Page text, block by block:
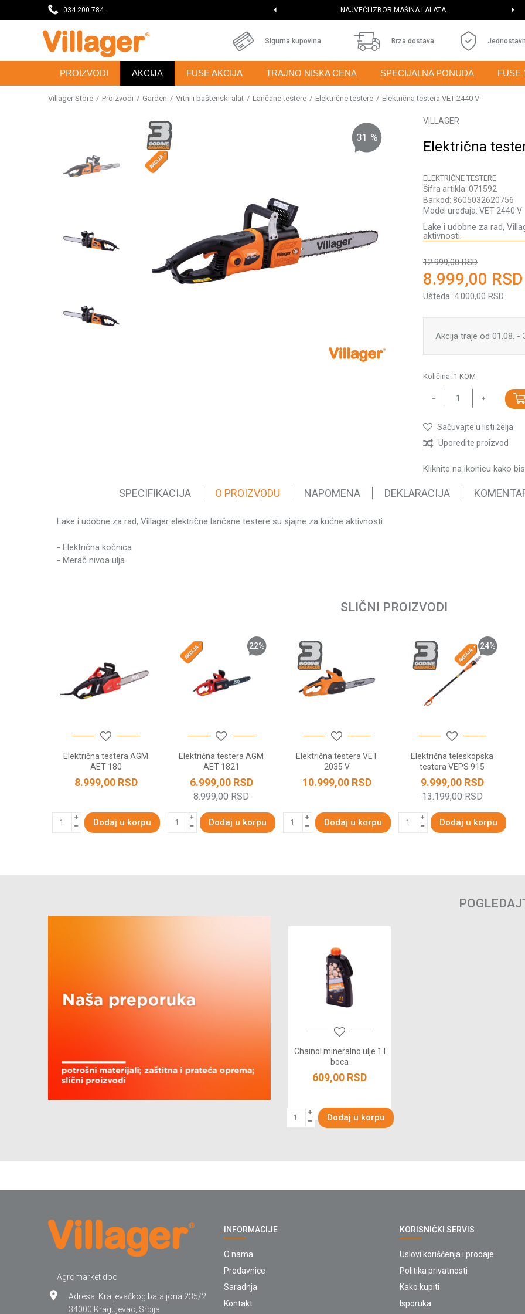
034 200 784 NAJVEĆI IZBOR MAŠINA I ALATA
Sigurna kupovina Brza dostava
PROIZVODI AKCIJA FUSE AKCIJA TRAJNO NISKA CENA SPECIJALNA PONUDA FUSE
Villager Store Proizvodi Garden Vrtni i baštenski alat Lančane testere Električne testere Električna testera VET 2440 V
31 %
VILLAGER
Električna
ELEKTRIČNE TESTERE
Šifra artikla: 071592
Barkod: 8605032620756
Model uređaja: VET 2440 V
Lake i udobne za rad,
aktivnosti.
12.999,00 RSD
8.999,00 RSD
Ušteda: 4.000,00 RSD
Akcija traje od 01.08. -
Količina: 1 KOM
Sačuvajte u listi želja
Uporedite proizvod
Kliknite na ikonicu kako
SPECIFIKACIJA O PROIZVODU NAPOMENA DEKLARACIJA
Karakteristika
Kategorija
Težina pakovanja
230 V ~ 50 Hz
40 cm
Priključna snaga
2400 W
Model vodilice
Villager; 40 cm; 3/8; 1.3 mm
3 godine
Zapremina rezervoara za ulje
Korak lanca
3/8; 1.3 mm
Lake i udobne za rad, Villager električne lančane testere su sjajne za kućne aktivnosti.
- Električna kočnica
- Merač nivoa ulja
POŠALJI
SLIČNI PROIZVODI
Električna testera AGM
AET 180
8.999,00 RSD
Dodaj u korpu
22%
Električna testera AGM
AET 1821
6.999,00 RSD
8.999,00RSD
Dodaj u korpu
Električna testera VET
2035 V
10.999,00 RSD
Dodaj u korpu
24%
Električna teleskopska
testera VEPS 915
9.999,00 RSD
13.199,00RSD
Dodaj u korpu
Chainol mineralno ulje 1 l
boca
609,00 RSD
Dodaj u korpu
Agromarket doo
Adresa: Kraljevačkog bataljona 235/2
34000 Kragujevac, Srbija
INFORMACIJE
O nama
Prodavnice
Saradnja
Kontakt
KORISNIČKI SERVIS
Uslovi korišćenja i prodaje
Politika privatnosti
Kako kupiti
Isporuka